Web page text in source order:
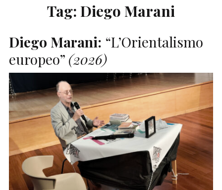
Tag: Diego Marani
Diego Marani: “L’Orientalismo
europeo” (2026)